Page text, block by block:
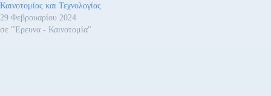
Καινοτομίας και Τεχνολογίας
29 Φεβρουαρίου 2024
σε "Έρευνα - Καινοτομία"